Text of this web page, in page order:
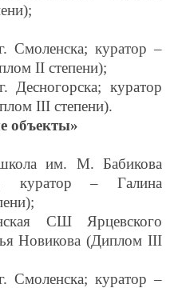
куратор –
II степени);
куратор
III степени).
объекты»
им. М. Бабикова
куратор – Галина
СШ Ярцевского
Новикова (Диплом III
куратор –